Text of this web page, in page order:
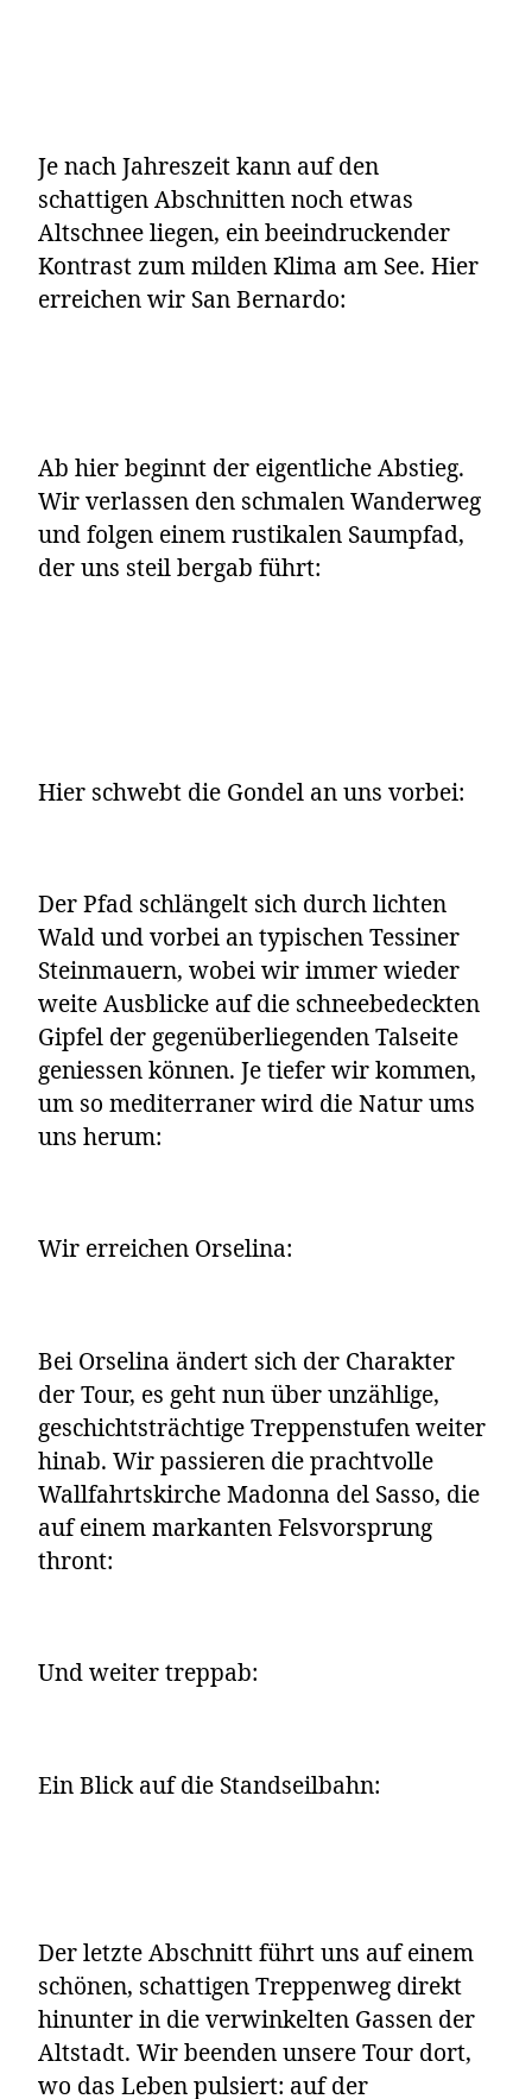
Je nach Jahreszeit kann auf den
schattigen Abschnitten noch etwas
Altschnee liegen, ein beeindruckender
Kontrast zum milden Klima am See. Hier
erreichen wir San Bernardo:
Ab hier beginnt der eigentliche Abstieg.
Wir verlassen den schmalen Wanderweg
und folgen einem rustikalen Saumpfad,
der uns steil bergab führt:
Hier schwebt die Gondel an uns vorbei:
Der Pfad schlängelt sich durch lichten
Wald und vorbei an typischen Tessiner
Steinmauern, wobei wir immer wieder
weite Ausblicke auf die schneebedeckten
Gipfel der gegenüberliegenden Talseite
geniessen können. Je tiefer wir kommen,
um so mediterraner wird die Natur ums
uns herum:
Wir erreichen Orselina:
Bei Orselina ändert sich der Charakter
der Tour, es geht nun über unzählige,
geschichtsträchtige Treppenstufen weiter
hinab. Wir passieren die prachtvolle
Wallfahrtskirche Madonna del Sasso, die
auf einem markanten Felsvorsprung
thront:
Und weiter treppab:
Ein Blick auf die Standseilbahn:
Der letzte Abschnitt führt uns auf einem
schönen, schattigen Treppenweg direkt
hinunter in die verwinkelten Gassen der
Altstadt. Wir beenden unsere Tour dort,
wo das Leben pulsiert: auf der